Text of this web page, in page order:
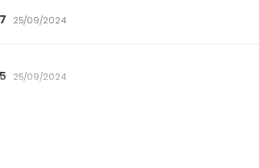
25/09/2024
25/09/2024